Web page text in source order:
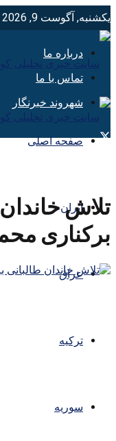
یکشنبه, آگوست 9, 2026
درباره ما
تماس با ما
شهروند خبرنگار
صفحه اصلی
ایران
عراق
ترکیه
سوریه
تلاش
برکناری